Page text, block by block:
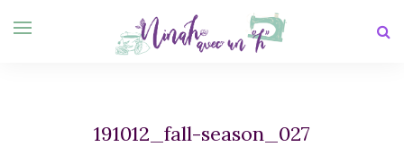
191012_fall-season_027